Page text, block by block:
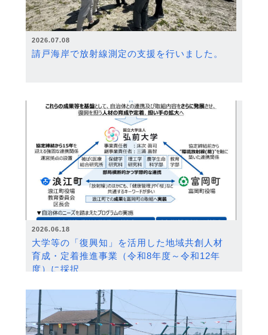
2026.07.08
請戸海岸で放射線測定の支援を行いました。
2026.06.18
大学等の「復興知」を活用した地域共創人材
育成・定着推進事業（令和8年度～令和12年
度）に採択